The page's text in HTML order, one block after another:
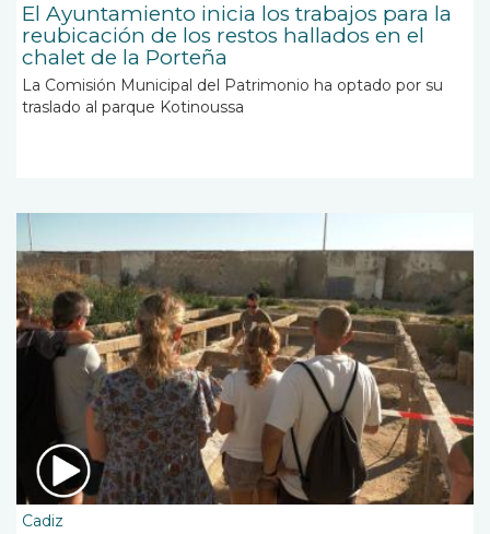
El Ayuntamiento inicia los trabajos para la
reubicación de los restos hallados en el
chalet de la Porteña
La Comisión Municipal del Patrimonio ha optado por su
traslado al parque Kotinoussa
Cadiz